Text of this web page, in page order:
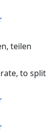
teilen
to split